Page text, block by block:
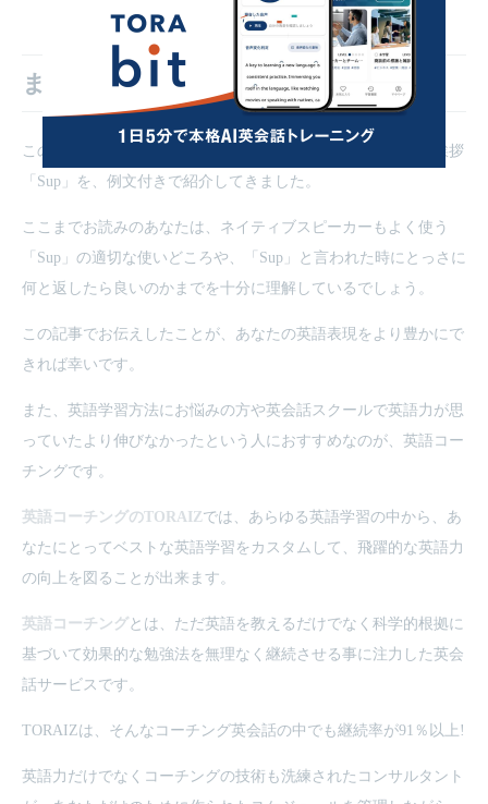
まとめ
この記事では、アメリカ英語を話す外国人がよく使う英語の挨拶
「Sup」を、例文付きで紹介してきました。
ここまでお読みのあなたは、ネイティブスピーカーもよく使う
「Sup」の適切な使いどころや、「Sup」と言われた時にとっさに
何と返したら良いのかまでを十分に理解しているでしょう。
この記事でお伝えしたことが、あなたの英語表現をより豊かにで
きれば幸いです。
また、英語学習方法にお悩みの方や英会話スクールで英語力が思
っていたより伸びなかったという人におすすめなのが、英語コー
チングです。
英語コーチングのTORAIZでは、あらゆる英語学習の中から、あ
なたにとってベストな英語学習をカスタムして、飛躍的な英語力
の向上を図ることが出来ます。
英語コーチングとは、ただ英語を教えるだけでなく科学的根拠に
基づいて効果的な勉強法を無理なく継続させる事に注力した英会
話サービスです。
TORAIZは、そんなコーチング英会話の中でも継続率が91％以上!
英語力だけでなくコーチングの技術も洗練されたコンサルタント